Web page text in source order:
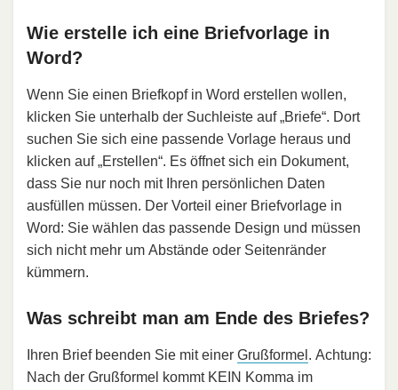
Wie erstelle ich eine Briefvorlage in
Word?
Wenn Sie einen Briefkopf in Word erstellen wollen,
klicken Sie unterhalb der Suchleiste auf „Briefe“. Dort
suchen Sie sich eine passende Vorlage heraus und
klicken auf „Erstellen“. Es öffnet sich ein Dokument,
dass Sie nur noch mit Ihren persönlichen Daten
ausfüllen müssen. Der Vorteil einer Briefvorlage in
Word: Sie wählen das passende Design und müssen
sich nicht mehr um Abstände oder Seitenränder
kümmern.
Was schreibt man am Ende des Briefes?
Ihren Brief beenden Sie mit einer Grußformel . Achtung:
Nach der Grußformel kommt KEIN Komma im